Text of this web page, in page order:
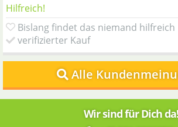
Hilfreich!
Bislang findet das niemand hilfreich
verifizierter Kauf
Alle
Wir sind für Dich da!